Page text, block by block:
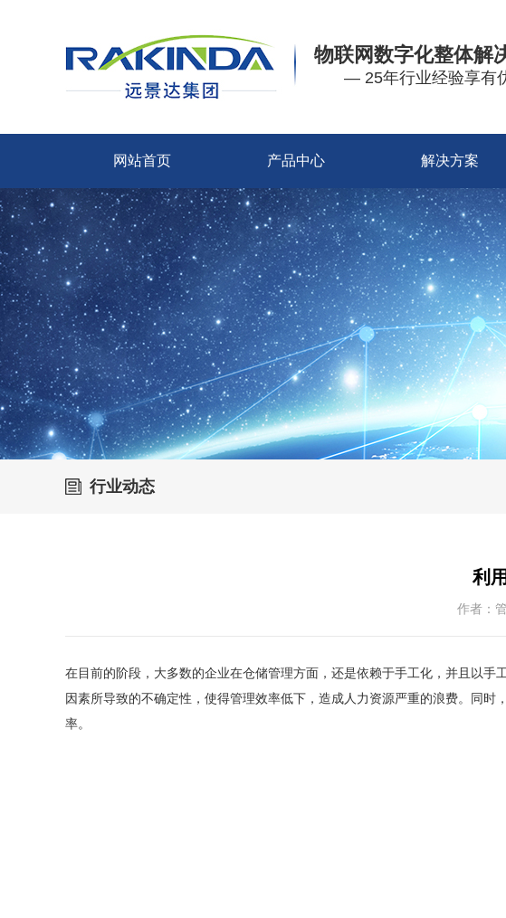
物联网数字化整体解
— 25年行业经验享有
网站首页 产品中心 解决方案
行业动态
利
作者：
在目前的阶段，大多数的企业在仓储管理方面，还是依赖于手工化，并且以
因素所导致的不确定性，使得管理效率低下，造成人力资源严重的浪费。同
率。